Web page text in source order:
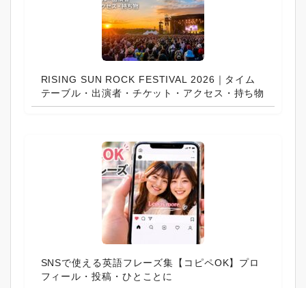
RISING SUN ROCK FESTIVAL 2026｜タイム
テーブル・出演者・チケット・アクセス・持ち物
SNSで使える英語フレーズ集【コピペOK】プロ
フィール・投稿・ひとことに